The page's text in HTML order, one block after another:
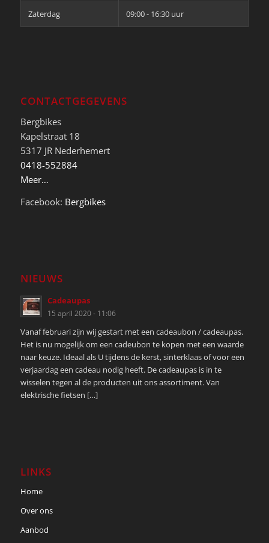
Zaterdag 09:00 - 16:30 uur
CONTACTGEGEVENS
Bergbikes
Kapelstraat 18
5317 JR Nederhemert
0418-552884
Meer…
Facebook: Bergbikes
NIEUWS
Cadeaupas
15 april 2020 - 11:06
Vanaf februari zijn wij gestart met een cadeaubon / cadeaupas.
Het is nu mogelijk om een cadeubon te kopen met een waarde
naar keuze. Ideaal als U tijdens de kerst, sinterklaas of voor een
verjaardag een cadeau nodig heeft. De cadeaupas is in te
wisselen tegen al de producten uit ons assortiment. Van
elektrische fietsen […]
LINKS
Home
Over ons
Aanbod